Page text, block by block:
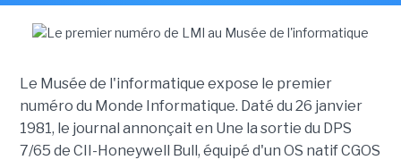
Le Musée de l'informatique expose le premier
numéro du Monde Informatique. Daté du 26 janvier
1981, le journal annonçait en Une la sortie du DPS
7/65 de CII-Honeywell Bull, équipé d'un OS natif CGOS